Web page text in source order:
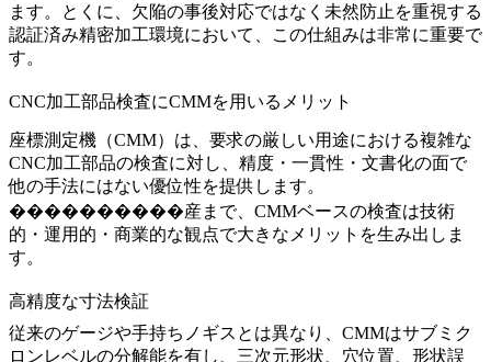
ます。とくに、欠陥の事後対応ではなく未然防止を重視する
認証済み精密加工環境において、この仕組みは非常に重要で
す。
CNC加工部品検査にCMMを用いるメリット
座標測定機（CMM）は、要求の厳しい用途における複雑な
CNC加工部品の検査に対し、精度・一貫性・文書化の面で
他の手法にはない優位性を提供します。
����������産まで、CMMベースの検査は技術
的・運用的・商業的な観点で大きなメリットを生み出しま
す。
高精度な寸法検証
従来のゲージや手持ちノギスとは異なり、CMMはサブミク
ロンレベルの分解能を有し、三次元形状、穴位置、形状誤